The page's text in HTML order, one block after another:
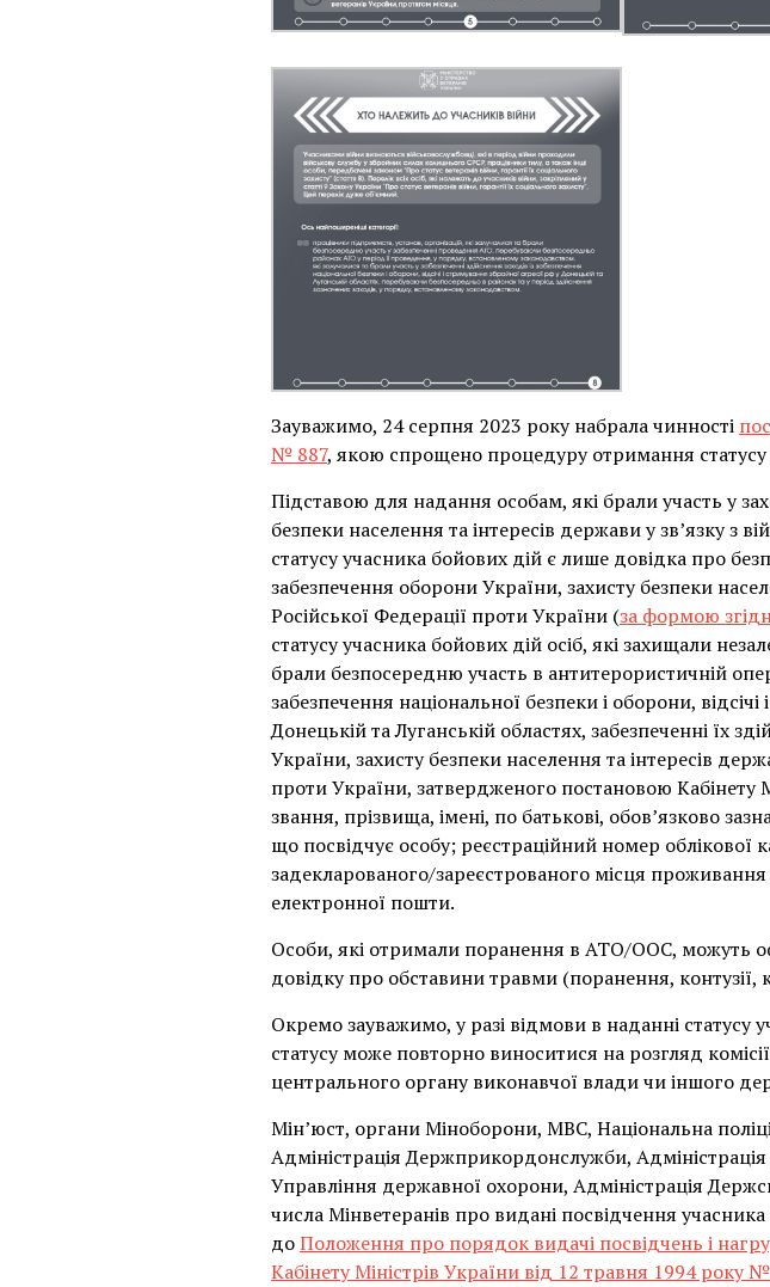
Зауважимо, 24 серпня 2023 року набрала чинності
№ 887, якою спрощено процедуру отримання статусу
Підставою для надання особам, які брали участь у
безпеки населення та інтересів держави у зв’язку з
статусу учасника бойових дій є лише довідка про
забезпечення оборони України, захисту безпеки
Російської Федерації проти України (за формою
статусу учасника бойових дій осіб, які захищали
брали безпосередню участь в антитерористичній
забезпечення національної безпеки і оборони,
Донецькій та Луганській областях, забезпеченні їх
України, захисту безпеки населення та інтересів
проти України, затвердженого постановою Кабінету
звання, прізвища, імені, по батькові, обов’язково
що посвідчує особу; реєстраційний номер облікової
задекларованого/зареєстрованого місця
електронної пошти.
Особи, які отримали поранення в АТО/ООС, можуть
довідку про обставини травми (поранення, контузії,
Окремо зауважимо, у разі відмови в наданні статусу
статусу може повторно виноситися на розгляд
центрального органу виконавчої влади чи іншого
Мін’юст, органи Міноборони, МВС, Національна
Адміністрація Держприкордонслужби,
Управління державної охорони, Адміністрація
числа Мінветеранів про видані посвідчення
доПоложення про порядок видачі посвідчень і
Кабінету Міністрів України від 12 травня 1994 року